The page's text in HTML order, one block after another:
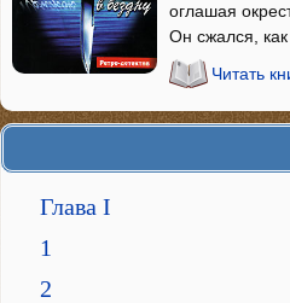
оглашая
Он сжался,
Читать
Глава I
1
2